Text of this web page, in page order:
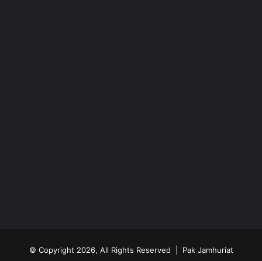
© Copyright 2026, All Rights Reserved | Pak Jamhuriat